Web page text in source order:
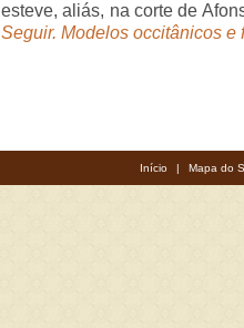
esteve, aliás, na corte de
Seguir. Modelos occitânicos e
Início | Mapa do